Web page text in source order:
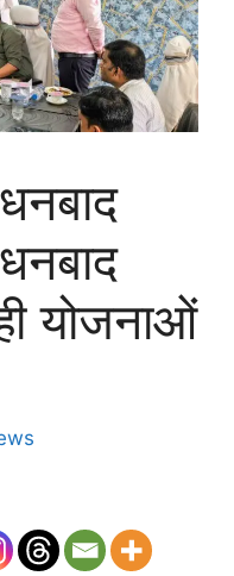
योजनाओं